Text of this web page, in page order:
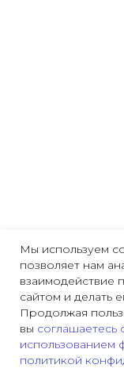
Главная Охрана труда
Мы используем
позволяет нам
взаимодействие
сайтом и делать
Продолжая
вы соглашаетесь
использованием
политикой